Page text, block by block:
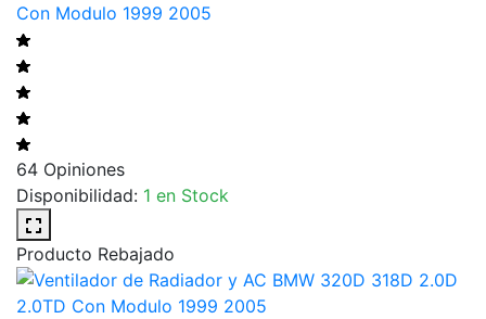
Con Modulo 1999 2005
64 Opiniones
Disponibilidad: 1 en Stock
Producto Rebajado